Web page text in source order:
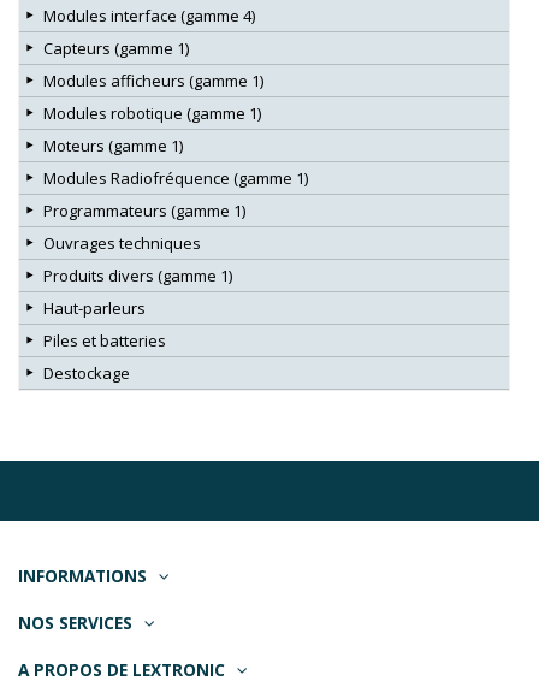
Modules interface (gamme 4)
Capteurs (gamme 1)
Modules afficheurs (gamme 1)
Modules robotique (gamme 1)
Moteurs (gamme 1)
Modules Radiofréquence (gamme 1)
Programmateurs (gamme 1)
Ouvrages techniques
Produits divers (gamme 1)
Haut-parleurs
Piles et batteries
Destockage
INFORMATIONS
NOS SERVICES
A PROPOS DE LEXTRONIC